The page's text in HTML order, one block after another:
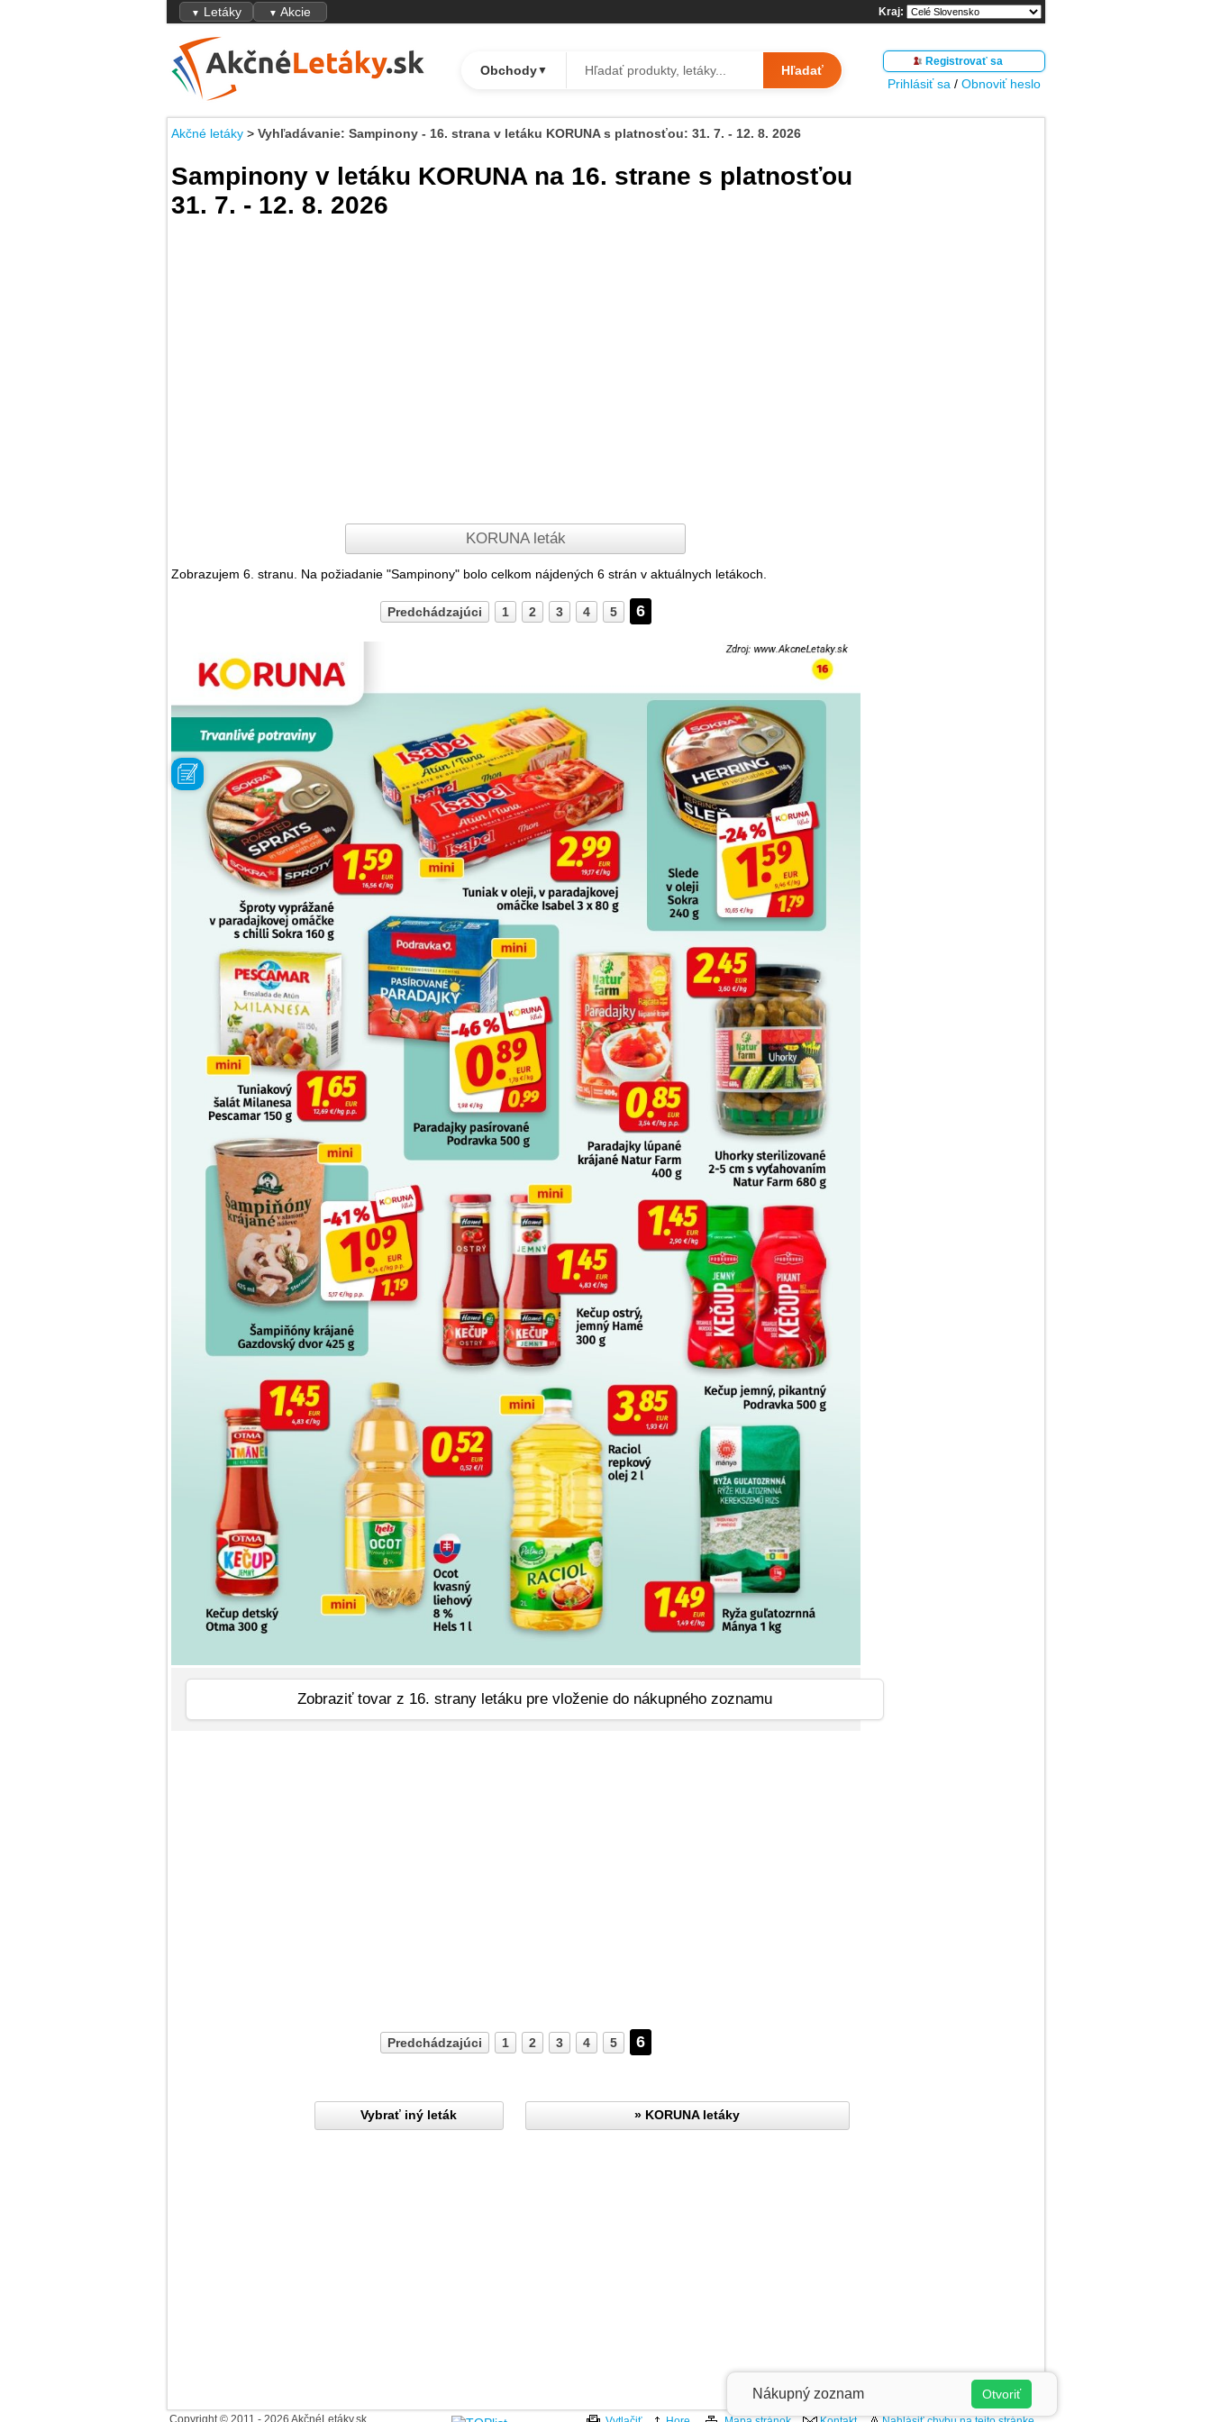
▼ Letáky ▼ Akcie Kraj:
Obchody▼ Hľadať
Registrovať sa
Prihlásiť sa / Obnoviť heslo
Akčné letáky> Vyhľadávanie: Sampinony - 16. strana v letáku KORUNA s platnosťou: 31. 7. - 12. 8. 2026
Sampinony v letáku KORUNA na 16. strane s platnosťou
31. 7. - 12. 8. 2026
KORUNA leták
Zobrazujem 6. stranu. Na požiadanie "Sampinony" bolo celkom nájdených 6strán v aktuálnych letákoch.
Predchádzajúci 1 2 3 4 5 6
Zobraziť tovar z 16. strany letáku pre vloženie do nákupného zoznamu
Predchádzajúci 1 2 3 4 5 6
» KORUNA letáky
Vybrať iný leták
Copyright © 2011 - 2026 AkčnéLetáky.sk
Nákupný zoznam Otvoriť